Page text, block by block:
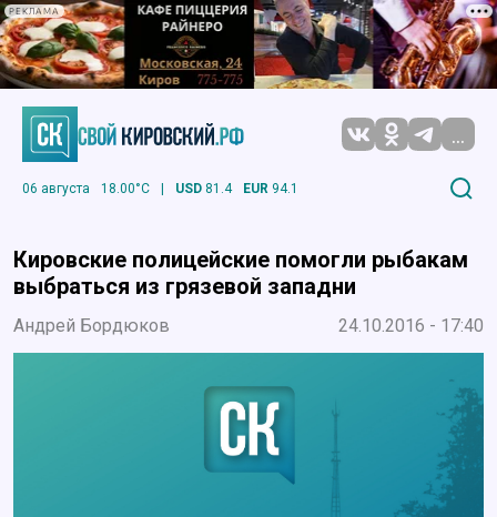
РЕКЛАМА
...
06 августа 18.00°C | USD 81.4 EUR 94.1
Кировские полицейские помогли рыбакам
выбраться из грязевой западни
Андрей Бордюков 24.10.2016 - 17:40